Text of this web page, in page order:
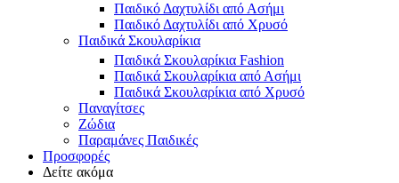
Παιδικό Δαχτυλίδι από Ασήμι
Παιδικό Δαχτυλίδι από Χρυσό
Παιδικά Σκουλαρίκια
Παιδικά Σκουλαρίκια Fashion
Παιδικά Σκουλαρίκια από Ασήμι
Παιδικά Σκουλαρίκια από Χρυσό
Παναγίτσες
Ζώδια
Παραμάνες Παιδικές
Προσφορές
Δείτε ακόμα